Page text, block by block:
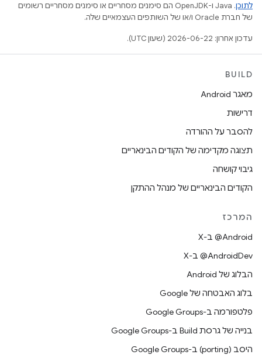
לתוכן
.‏ Java ו-OpenJDK הם סימנים מסחריים או סימנים מסחריים רשומים
של חברת Oracle ו/או של השותפים העצמאיים שלה.
עדכון אחרון: 2026-06-22 (שעון UTC).
BUILD
מאגר Android
דרישות
להסבר על ההורדה
תצוגה מקדימה של הקודים הבינאריים
גיבוי קושחה
הקודים הבינאריים של מנהל ההתקן
המרכז
‫‎@Android ב-X
‫‎@AndroidDev ב-X
הבלוג של Android
בלוג האבטחה של Google
פלטפורמה ב-Google Groups
בנייה של גרסת Build ב-Google Groups
היסב (porting) ב-Google Groups